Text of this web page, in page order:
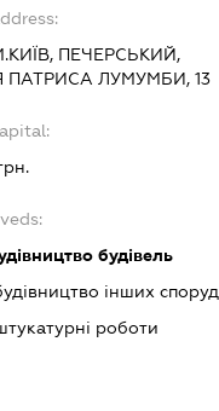
ПЕЧЕРСЬКИЙ,
ПАТРИСА ЛУМУМБИ, 13
будівель
інших споруд
роботи